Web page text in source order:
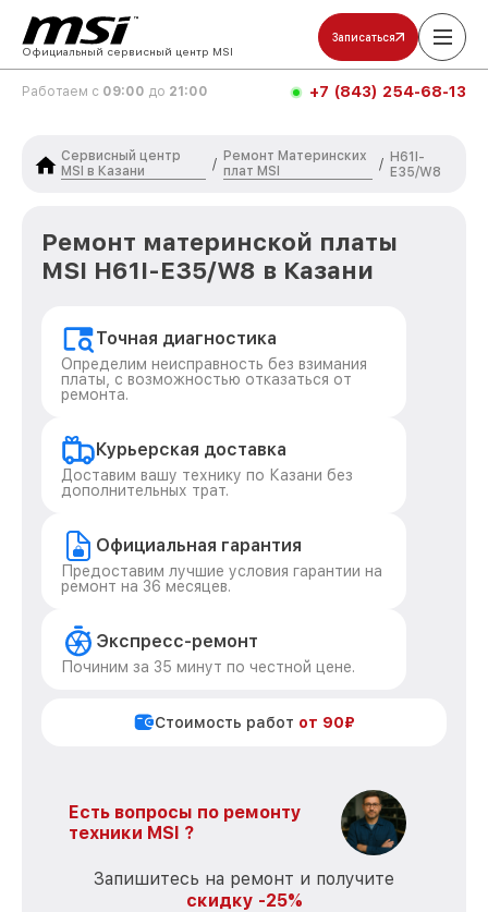
Официальный сервисный центр MSI
Записаться
Работаем с 09:00 до 21:00 +7 (843) 254-68-13
Сервисный центр
MSI в Казани
/
Ремонт Материнских
плат MSI
/ H61I-
E35/W8
Ремонт материнской платы
MSI H61I-E35/W8 в Казани
Точная диагностика
Определим неисправность без взимания
платы, с возможностью отказаться от
ремонта.
Курьерская доставка
Доставим вашу технику по Казани без
дополнительных трат.
Официальная гарантия
Предоставим лучшие условия гарантии на
ремонт на 36 месяцев.
Экспресс-ремонт
Починим за 35 минут по честной цене.
Стоимость работ от 90₽
Есть вопросы по ремонту
техники MSI ?
Запишитесь на ремонт и получите
скидку -25%